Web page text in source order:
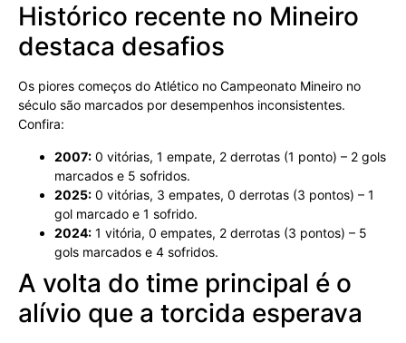
Histórico recente no Mineiro
destaca desafios
Os piores começos do Atlético no Campeonato Mineiro no
século são marcados por desempenhos inconsistentes.
Confira:
2007: 0 vitórias, 1 empate, 2 derrotas (1 ponto) – 2 gols
marcados e 5 sofridos.
2025: 0 vitórias, 3 empates, 0 derrotas (3 pontos) – 1
gol marcado e 1 sofrido.
2024: 1 vitória, 0 empates, 2 derrotas (3 pontos) – 5
gols marcados e 4 sofridos.
A volta do time principal é o
alívio que a torcida esperava